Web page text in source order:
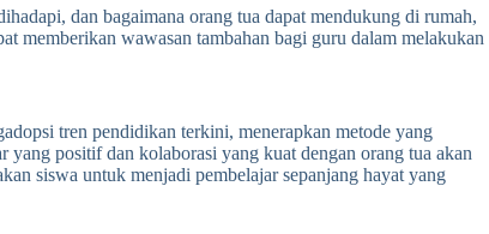
dan bagaimana orang tua dapat mendukung di rumah,
memberikan wawasan tambahan bagi guru dalam melakukan
tren pendidikan terkini, menerapkan metode yang
positif dan kolaborasi yang kuat dengan orang tua akan
siswa untuk menjadi pembelajar sepanjang hayat yang